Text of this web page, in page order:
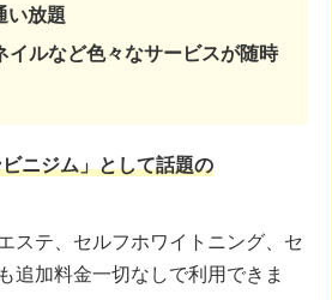
い放題
ルなど色々なサービスが随時
ニジム」として話題の
ステ、セルフホワイトニング、セ
追加料金一切なしで利用できま